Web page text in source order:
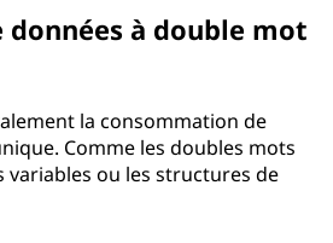
à double mot
la consommation de
Comme les doubles mots
ou les structures de